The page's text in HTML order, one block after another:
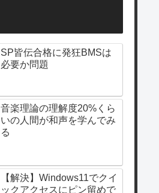
SP皆伝合格に発狂BMSは
必要か問題
音楽理論の理解度20%くら
いの人間が和声を学んでみ
る
【解決】Windows11でクイ
ックアクセスにピン留めで